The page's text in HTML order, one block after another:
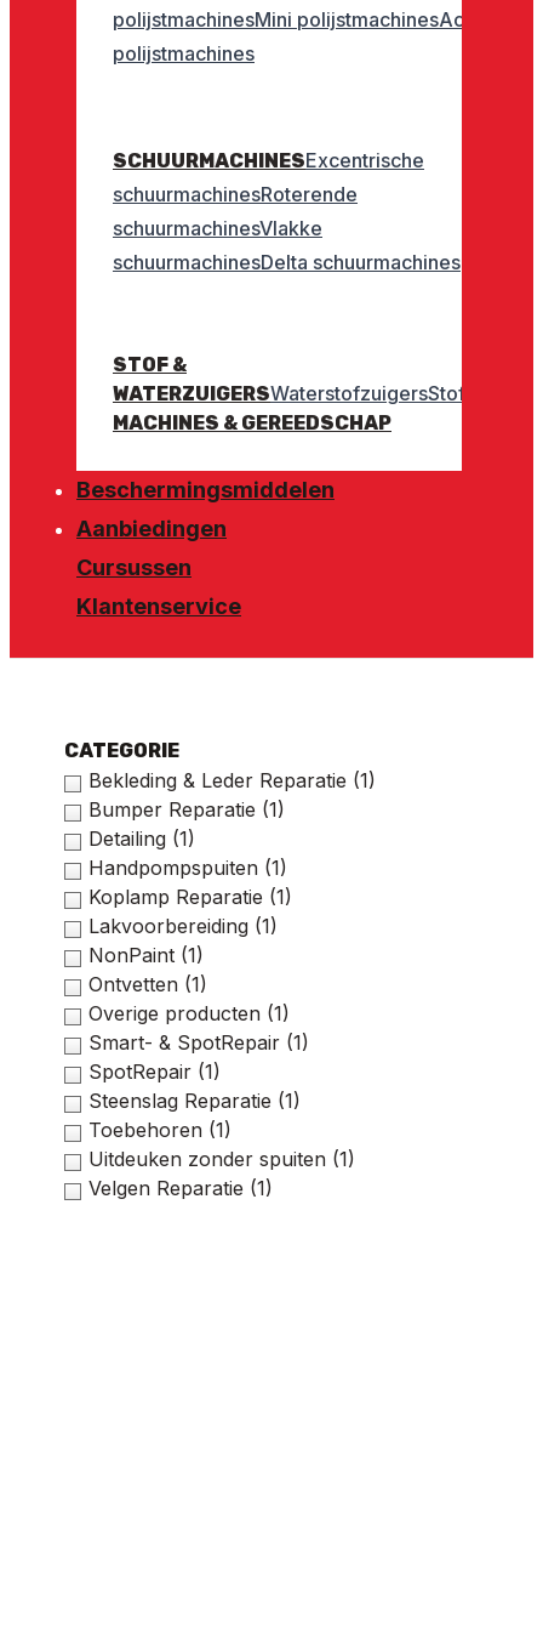
polijstmachinesMini polijstmachinesAccu
polijstmachines
SCHUURMACHINESExcentrische
schuurmachinesRoterende
schuurmachinesVlakke
schuurmachinesDelta schuurmachines
STOF &
WATERZUIGERSWaterstofzuigersStofzuigers
MACHINES & GEREEDSCHAP
Beschermingsmiddelen
Aanbiedingen
Cursussen
Klantenservice
CATEGORIE
Bekleding & Leder Reparatie (1)
Bumper Reparatie (1)
Detailing (1)
Handpompspuiten (1)
Koplamp Reparatie (1)
Lakvoorbereiding (1)
NonPaint (1)
Ontvetten (1)
Overige producten (1)
Smart- & SpotRepair (1)
SpotRepair (1)
Steenslag Reparatie (1)
Toebehoren (1)
Uitdeuken zonder spuiten (1)
Velgen Reparatie (1)